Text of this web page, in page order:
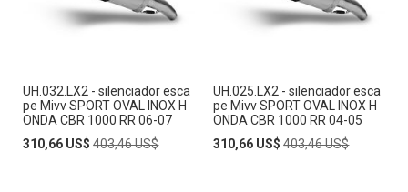
UH.032.LX2 - silenciador esca
pe Mivv SPORT OVAL INOX H
ONDA CBR 1000 RR 06-07
Special
310,66 US$ Regular
403,46 US$
UH.025.LX2 - silenciador esca
pe Mivv SPORT OVAL INOX H
ONDA CBR 1000 RR 04-05
Special
310,66 US$ Regular
403,46 US$